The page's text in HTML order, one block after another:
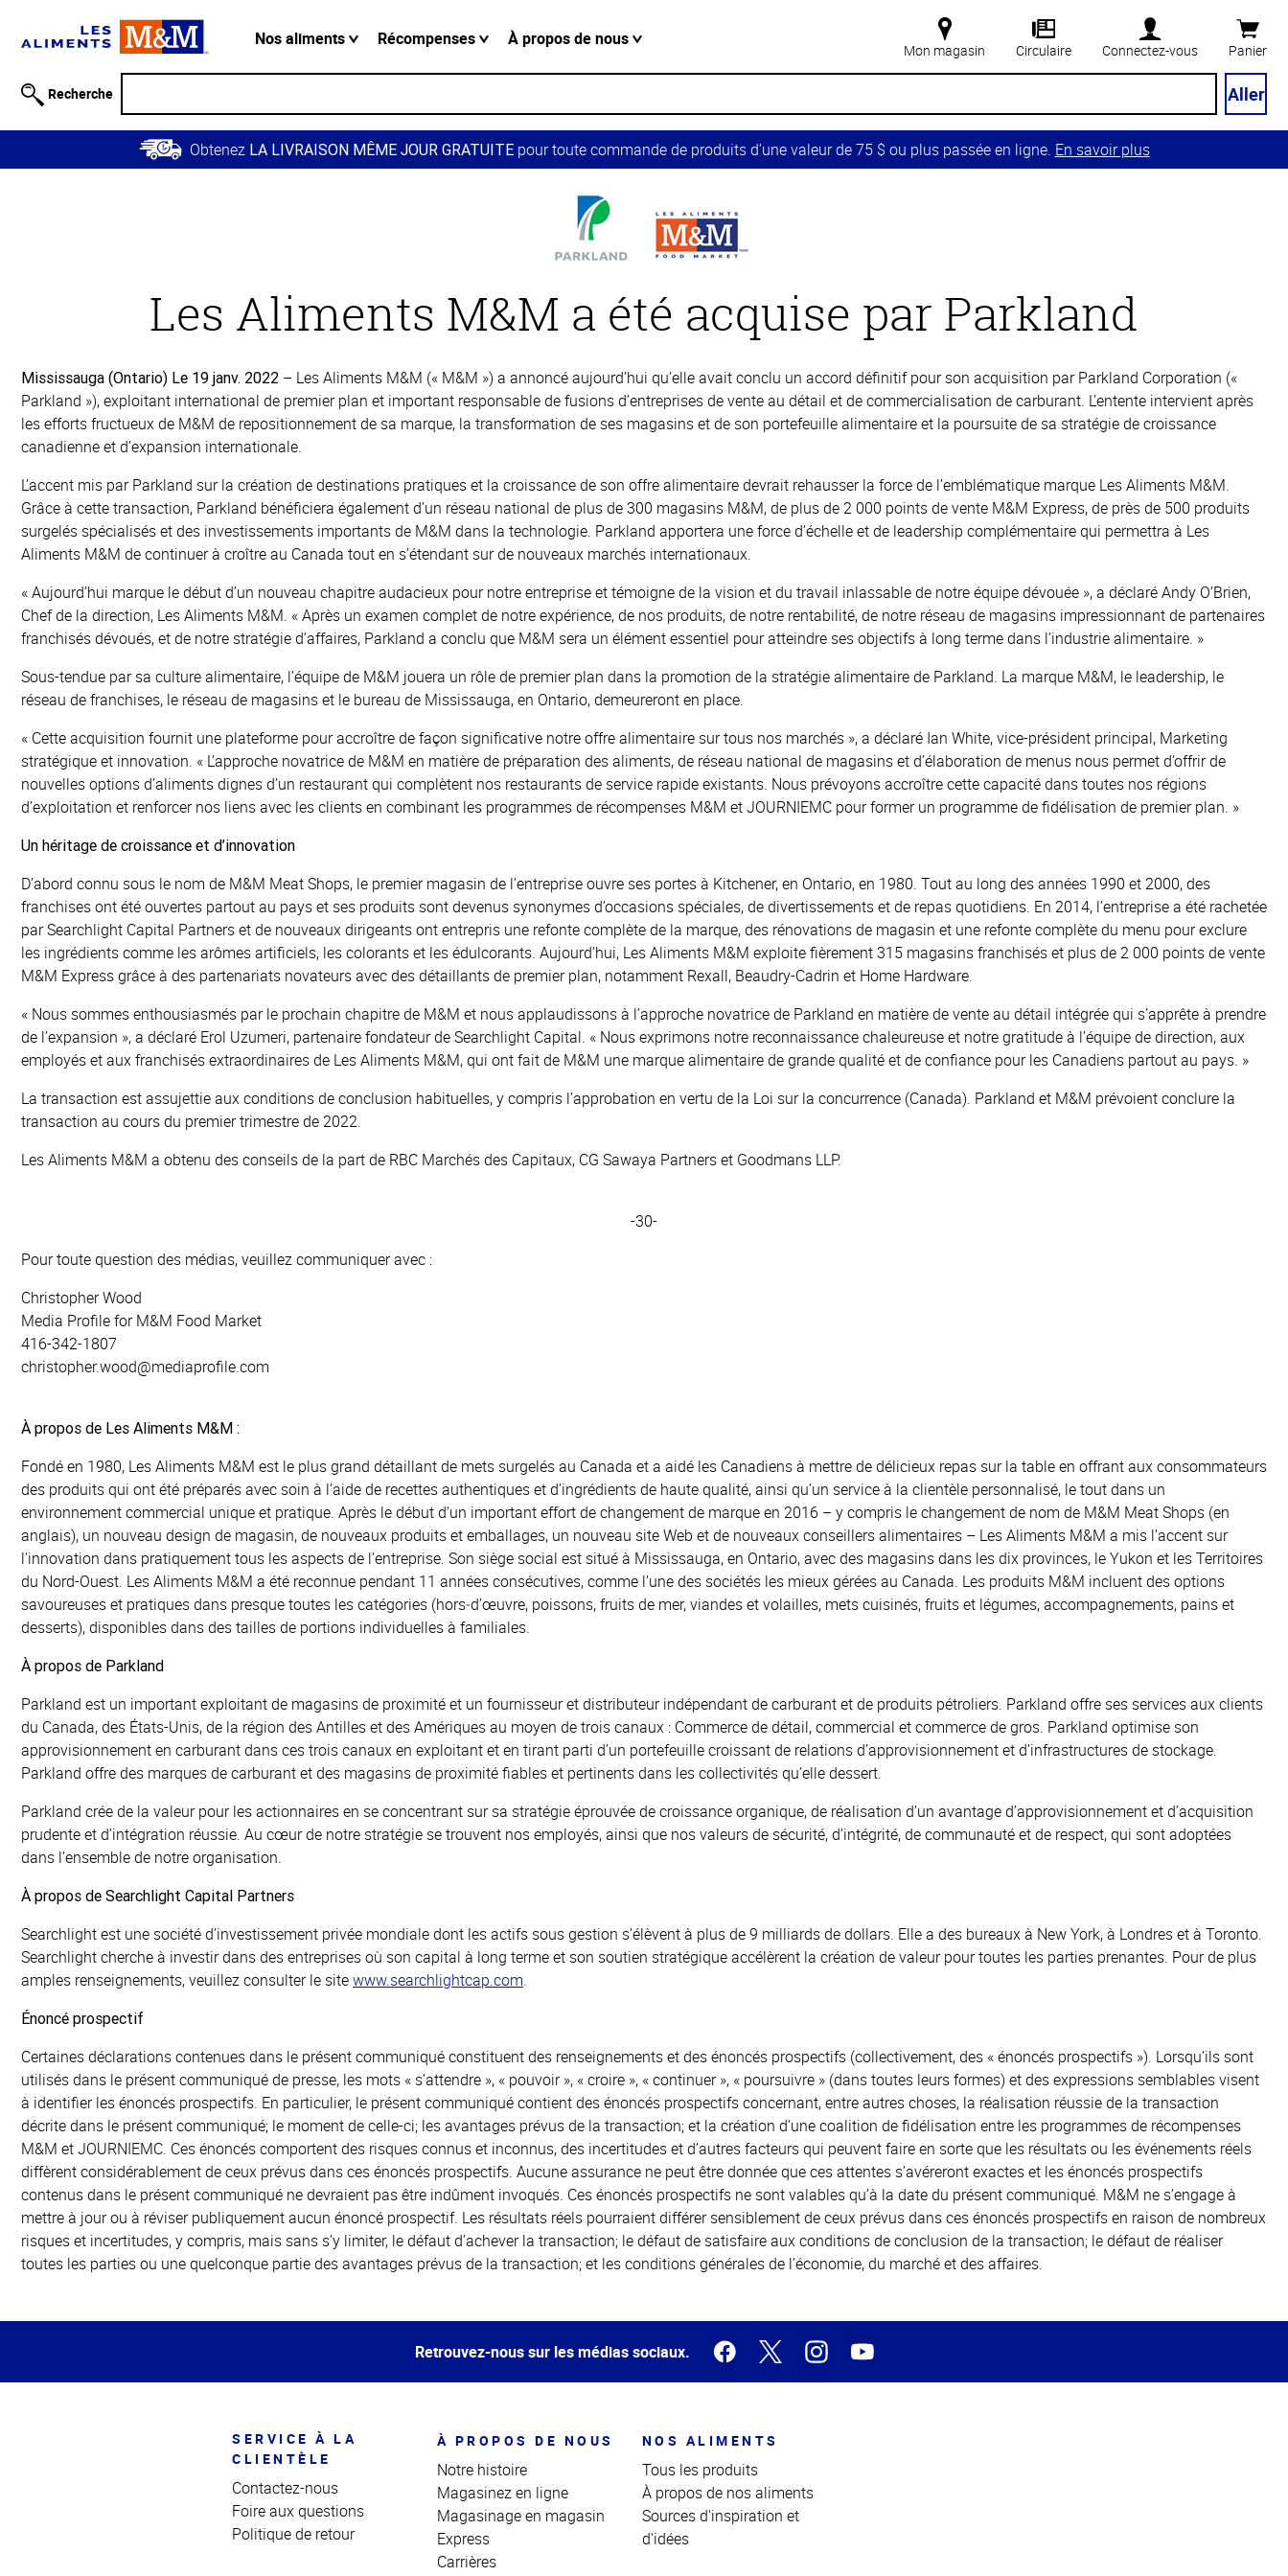
relative à
Passer
contenu
Retour à
Nos aliments Récompenses À propos de nous
Mon magasin Circulaire Connectez-vous Panier
Recherche Aller
Obtenez LA LIVRAISON MÊME JOUR GRATUITEpour toute commande de produits d’une valeur de 75 $ ou plus passée en ligne. En savoir plus
Aliments
M&M
a
été
acquise
par
Parkland
Les Aliments M&M a été acquise par Parkland
Mississauga (Ontario) Le 19 janv. 2022 – Les Aliments M&M (« M&M ») a annoncé aujourd’hui qu’elle avait conclu un accord définitif pour son acquisition par Parkland Corporation («
Parkland »), exploitant international de premier plan et important responsable de fusions d’entreprises de vente au détail et de commercialisation de carburant. L’entente intervient après
les efforts fructueux de M&M de repositionnement de sa marque, la transformation de ses magasins et de son portefeuille alimentaire et la poursuite de sa stratégie de croissance
canadienne et d’expansion internationale.
L’accent mis par Parkland sur la création de destinations pratiques et la croissance de son offre alimentaire devrait rehausser la force de l’emblématique marque Les Aliments M&M.
Grâce à cette transaction, Parkland bénéficiera également d’un réseau national de plus de 300 magasins M&M, de plus de 2 000 points de vente M&M Express, de près de 500 produits
surgelés spécialisés et des investissements importants de M&M dans la technologie. Parkland apportera une force d’échelle et de leadership complémentaire qui permettra à Les
Aliments M&M de continuer à croître au Canada tout en s’étendant sur de nouveaux marchés internationaux.
« Aujourd’hui marque le début d’un nouveau chapitre audacieux pour notre entreprise et témoigne de la vision et du travail inlassable de notre équipe dévouée », a déclaré Andy O’Brien,
Chef de la direction, Les Aliments M&M. « Après un examen complet de notre expérience, de nos produits, de notre rentabilité, de notre réseau de magasins impressionnant de partenaires
franchisés dévoués, et de notre stratégie d’affaires, Parkland a conclu que M&M sera un élément essentiel pour atteindre ses objectifs à long terme dans l’industrie alimentaire. »
Sous-tendue par sa culture alimentaire, l’équipe de M&M jouera un rôle de premier plan dans la promotion de la stratégie alimentaire de Parkland. La marque M&M, le leadership, le
réseau de franchises, le réseau de magasins et le bureau de Mississauga, en Ontario, demeureront en place.
« Cette acquisition fournit une plateforme pour accroître de façon significative notre offre alimentaire sur tous nos marchés », a déclaré Ian White, vice-président principal, Marketing
stratégique et innovation. « L’approche novatrice de M&M en matière de préparation des aliments, de réseau national de magasins et d’élaboration de menus nous permet d’offrir de
nouvelles options d’aliments dignes d’un restaurant qui complètent nos restaurants de service rapide existants. Nous prévoyons accroître cette capacité dans toutes nos régions
d’exploitation et renforcer nos liens avec les clients en combinant les programmes de récompenses M&M et JOURNIEMC pour former un programme de fidélisation de premier plan. »
Un héritage de croissance et d’innovation
D’abord connu sous le nom de M&M Meat Shops, le premier magasin de l’entreprise ouvre ses portes à Kitchener, en Ontario, en 1980. Tout au long des années 1990 et 2000, des
franchises ont été ouvertes partout au pays et ses produits sont devenus synonymes d’occasions spéciales, de divertissements et de repas quotidiens. En 2014, l’entreprise a été rachetée
par Searchlight Capital Partners et de nouveaux dirigeants ont entrepris une refonte complète de la marque, des rénovations de magasin et une refonte complète du menu pour exclure
les ingrédients comme les arômes artificiels, les colorants et les édulcorants. Aujourd’hui, Les Aliments M&M exploite fièrement 315 magasins franchisés et plus de 2 000 points de vente
M&M Express grâce à des partenariats novateurs avec des détaillants de premier plan, notamment Rexall, Beaudry-Cadrin et Home Hardware.
« Nous sommes enthousiasmés par le prochain chapitre de M&M et nous applaudissons à l’approche novatrice de Parkland en matière de vente au détail intégrée qui s’apprête à prendre
de l’expansion », a déclaré Erol Uzumeri, partenaire fondateur de Searchlight Capital. « Nous exprimons notre reconnaissance chaleureuse et notre gratitude à l’équipe de direction, aux
employés et aux franchisés extraordinaires de Les Aliments M&M, qui ont fait de M&M une marque alimentaire de grande qualité et de confiance pour les Canadiens partout au pays. »
La transaction est assujettie aux conditions de conclusion habituelles, y compris l’approbation en vertu de la Loi sur la concurrence (Canada). Parkland et M&M prévoient conclure la
transaction au cours du premier trimestre de 2022.
Les Aliments M&M a obtenu des conseils de la part de RBC Marchés des Capitaux, CG Sawaya Partners et Goodmans LLP.
-30-
Pour toute question des médias, veuillez communiquer avec :
Christopher Wood
Media Profile for M&M Food Market
416-342-1807
christopher.wood@mediaprofile.com
À propos de Les Aliments M&M :
Fondé en 1980, Les Aliments M&M est le plus grand détaillant de mets surgelés au Canada et a aidé les Canadiens à mettre de délicieux repas sur la table en offrant aux consommateurs
des produits qui ont été préparés avec soin à l’aide de recettes authentiques et d’ingrédients de haute qualité, ainsi qu’un service à la clientèle personnalisé, le tout dans un
environnement commercial unique et pratique. Après le début d’un important effort de changement de marque en 2016 – y compris le changement de nom de M&M Meat Shops (en
anglais), un nouveau design de magasin, de nouveaux produits et emballages, un nouveau site Web et de nouveaux conseillers alimentaires – Les Aliments M&M a mis l’accent sur
l’innovation dans pratiquement tous les aspects de l’entreprise. Son siège social est situé à Mississauga, en Ontario, avec des magasins dans les dix provinces, le Yukon et les Territoires
du Nord-Ouest. Les Aliments M&M a été reconnue pendant 11 années consécutives, comme l’une des sociétés les mieux gérées au Canada. Les produits M&M incluent des options
savoureuses et pratiques dans presque toutes les catégories (hors‐d’œuvre, poissons, fruits de mer, viandes et volailles, mets cuisinés, fruits et légumes, accompagnements, pains et
desserts), disponibles dans des tailles de portions individuelles à familiales.
À propos de Parkland
Parkland est un important exploitant de magasins de proximité et un fournisseur et distributeur indépendant de carburant et de produits pétroliers. Parkland offre ses services aux clients
du Canada, des États-Unis, de la région des Antilles et des Amériques au moyen de trois canaux : Commerce de détail, commercial et commerce de gros. Parkland optimise son
approvisionnement en carburant dans ces trois canaux en exploitant et en tirant parti d’un portefeuille croissant de relations d’approvisionnement et d’infrastructures de stockage.
Parkland offre des marques de carburant et des magasins de proximité fiables et pertinents dans les collectivités qu’elle dessert.
Parkland crée de la valeur pour les actionnaires en se concentrant sur sa stratégie éprouvée de croissance organique, de réalisation d’un avantage d’approvisionnement et d’acquisition
prudente et d’intégration réussie. Au cœur de notre stratégie se trouvent nos employés, ainsi que nos valeurs de sécurité, d’intégrité, de communauté et de respect, qui sont adoptées
dans l’ensemble de notre organisation.
À propos de Searchlight Capital Partners
Searchlight est une société d’investissement privée mondiale dont les actifs sous gestion s’élèvent à plus de 9 milliards de dollars. Elle a des bureaux à New York, à Londres et à Toronto.
Searchlight cherche à investir dans des entreprises où son capital à long terme et son soutien stratégique accélèrent la création de valeur pour toutes les parties prenantes. Pour de plus
amples renseignements, veuillez consulter le sitewww.searchlightcap.com.
Énoncé prospectif
Certaines déclarations contenues dans le présent communiqué constituent des renseignements et des énoncés prospectifs (collectivement, des « énoncés prospectifs »). Lorsqu’ils sont
utilisés dans le présent communiqué de presse, les mots « s’attendre », « pouvoir », « croire », « continuer », « poursuivre » (dans toutes leurs formes) et des expressions semblables visent
à identifier les énoncés prospectifs. En particulier, le présent communiqué contient des énoncés prospectifs concernant, entre autres choses, la réalisation réussie de la transaction
décrite dans le présent communiqué; le moment de celle-ci; les avantages prévus de la transaction; et la création d’une coalition de fidélisation entre les programmes de récompenses
M&M et JOURNIEMC. Ces énoncés comportent des risques connus et inconnus, des incertitudes et d’autres facteurs qui peuvent faire en sorte que les résultats ou les événements réels
diffèrent considérablement de ceux prévus dans ces énoncés prospectifs. Aucune assurance ne peut être donnée que ces attentes s’avéreront exactes et les énoncés prospectifs
contenus dans le présent communiqué ne devraient pas être indûment invoqués. Ces énoncés prospectifs ne sont valables qu’à la date du présent communiqué. M&M ne s’engage à
mettre à jour ou à réviser publiquement aucun énoncé prospectif. Les résultats réels pourraient différer sensiblement de ceux prévus dans ces énoncés prospectifs en raison de nombreux
risques et incertitudes, y compris, mais sans s’y limiter, le défaut d’achever la transaction; le défaut de satisfaire aux conditions de conclusion de la transaction; le défaut de réaliser
toutes les parties ou une quelconque partie des avantages prévus de la transaction; et les conditions générales de l’économie, du marché et des affaires.
de la
Retrouvez-nous sur les médias sociaux.
SERVICE À LA
CLIENTÈLE
Contactez-nous
Foire aux questions
Politique de retour
À PROPOS DE NOUS
Notre histoire
Magasinez en ligne
Magasinage en magasin
Express
Carrières
NOS ALIMENTS
Tous les produits
À propos de nos aliments
Sources d'inspiration et
d'idées